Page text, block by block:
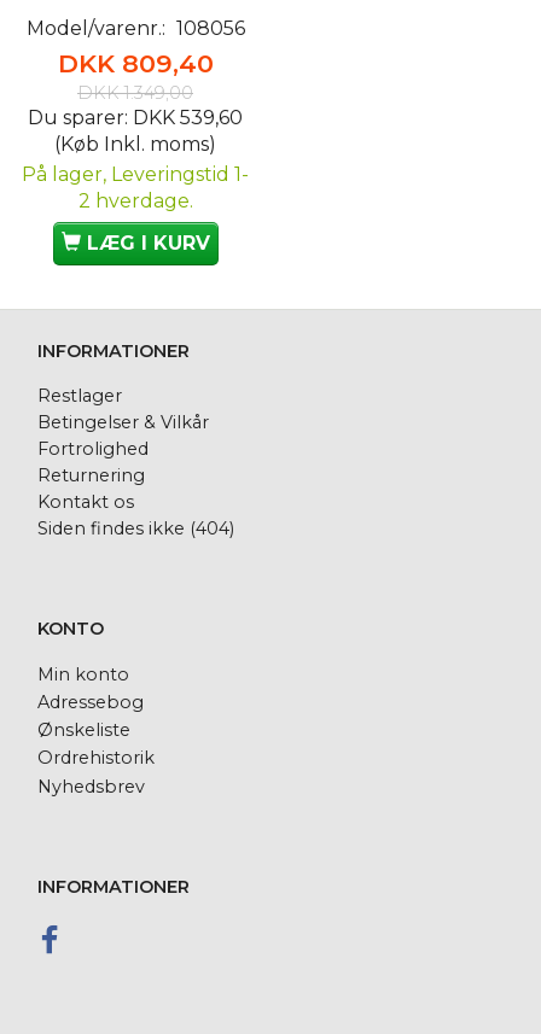
Model/varenr.: 108056
DKK 809,40
DKK 1.349,00
Du sparer: DKK 539,60
(Køb Inkl. moms)
På lager, Leveringstid 1-
2 hverdage.
LÆG I KURV
INFORMATIONER
Restlager
Betingelser & Vilkår
Fortrolighed
Returnering
Kontakt os
Siden findes ikke (404)
KONTO
Min konto
Adressebog
Ønskeliste
Ordrehistorik
Nyhedsbrev
INFORMATIONER